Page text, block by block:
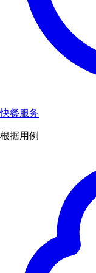
快餐服务
根据用例